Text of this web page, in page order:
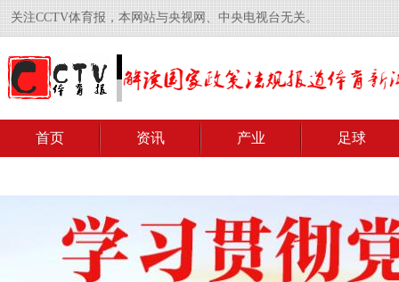
关注CCTV体育报，本网站与央视网、中央电视台无关。
首页 资讯 产业 足球